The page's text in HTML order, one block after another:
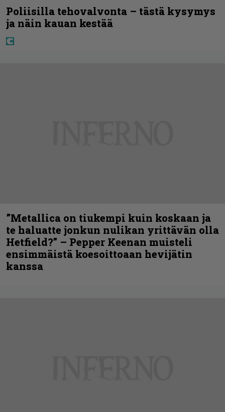
Poliisilla tehovalvonta – tästä kysymys
ja näin kauan kestää
”Metallica on tiukempi kuin koskaan ja
te haluatte jonkun nulikan yrittävän olla
Hetfield?” – Pepper Keenan muisteli
ensimmäistä koesoittoaan hevijätin
kanssa